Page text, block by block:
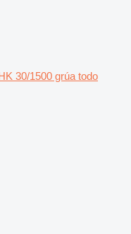
30/1500 grúa todo